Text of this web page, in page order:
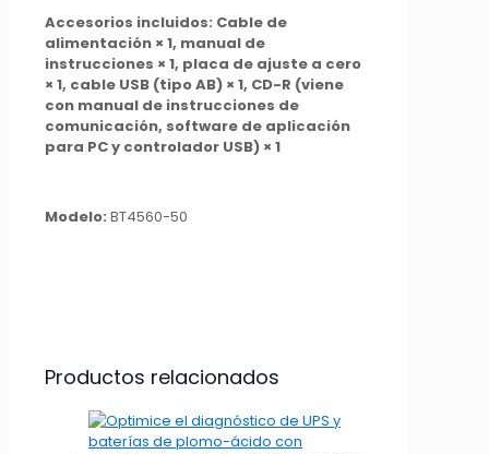
Accesorios incluidos: Cable de
alimentación × 1, manual de
instrucciones × 1, placa de ajuste a cero
× 1, cable USB (tipo AB) × 1, CD-R (viene
con manual de instrucciones de
comunicación, software de aplicación
para PC y controlador USB) × 1
Modelo: BT4560-50
Productos relacionados